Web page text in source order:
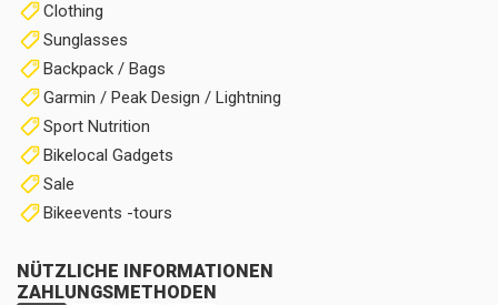
Clothing
Sunglasses
Backpack / Bags
Garmin / Peak Design / Lightning
Sport Nutrition
Bikelocal Gadgets
Sale
Bikeevents -tours
NÜTZLICHE INFORMATIONEN
ZAHLUNGSMETHODEN